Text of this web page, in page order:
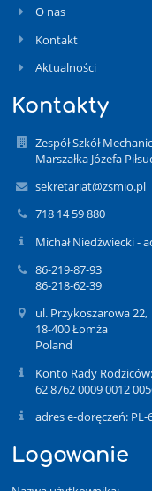
O nas
Kontakt
Aktualności
Kontakty
Zespół Szkół
Marszałka Józefa
sekretariat@zsmio.pl
718 14 59 880
Michał Niedźwiecki -
86-219-87-93
86-218-62-39
ul. Przykoszarowa 22,
18-400 Łomża
Poland
Konto Rady Rodziców:
62 8762 0009 0012
adres e-doręczeń: PL-
Logowanie